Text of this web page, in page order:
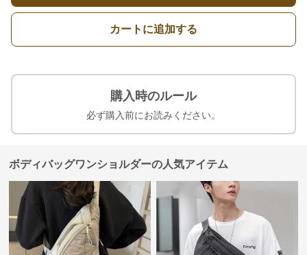
カートに追加する
購入時のルール
必ず購入前にお読みください。
ボディバッグワンショルダーの人気アイテム